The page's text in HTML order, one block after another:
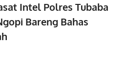
Intel Polres Tubaba
Bareng Bahas